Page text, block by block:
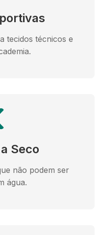
tecidos técnicos e
Seco
não podem ser
água.